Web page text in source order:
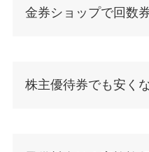
金券ショップで回数
株主優待券でも安く